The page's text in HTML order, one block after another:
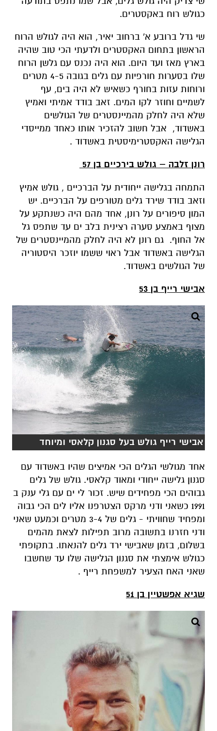
כגולש רוח באקסטרים.
שי גדל ברובע א' ברחוב יאיר, הוא היה לגולש הרוח
הראשון בתחום האקסטרים ולדעתי הכי טוב שהיה
בארץ מאז ועד היום. הוא היה נכנס עם גלשן הרוח
שלו בסערות חורפיות עם גלים בגובה 4-5 מטרים
ורוחות עזות בחורף כשאיש לא היה בים, עף
לשמיים וחוזר לקו המים. זאב בודד אמיתי ואמיץ
שלא היה לחלק מהמיינסטרים של הגולשים
באשדוד, אבל חשוב להזכיר אותו כאחד ממייסדי
הגלישה האקסטרימיסטית באשדוד .
רונן זלבה – גולש בירכיים בן 57
התמחה בגלישה ייחודית על הברכיים , גולש אמיץ
וזאב בודד שירד גלים מטורפים על הברכיים. יש
המון סיפורים על רונן, אחד מהם היה כשנתקע על
מצוף באמצע סערה רצינית בלב ים עד שתפס גל
אל החוף. גם רונן לא היה לחלק מהמיינסטרים של
הגלישה באשדוד אבל ראוי ששמו יוזכר היסטוריה
של הגולשים באשדוד.
אבישי רייף בן 53
אבישי רייף גולש בעל סגנון קלאסי ומיוחד
אחד מגולשי הגלים הכי אמיצים שהיו באשדוד עם
סגנון גלישה ייחודי ומאוד קלאסי. גולש של גלים
גבוהים הכי מפחידים שיש. זכור לי ים עם גלי ענק ב
1991 כשאני ודני מרקס הצטרפנו אליו לים הכי גבוה
ומפחיד שחוויתי - גלים של 3-4 מטרים וכמעט שאני
ודני חזרנו בתשובה מרוב תפילות לצאת מהמים
בשלום, בזמן שאבישי ירד גלים להנאתו. בתקופתי
כגולש אימצתי את סגנון הגלישה שלו עד שחשבו
שאני האח הצעיר למשפחת רייף .
שגיא אפשטיין בן 51